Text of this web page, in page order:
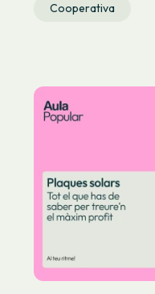
Cooperativa